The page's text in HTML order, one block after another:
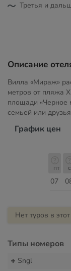
Третья и
Описание
Вилла «Мираж»
метров от пляжа
площади «Черное
семьей или
График цен
07
пт
Нет туров в
Типы номеров
Sngl